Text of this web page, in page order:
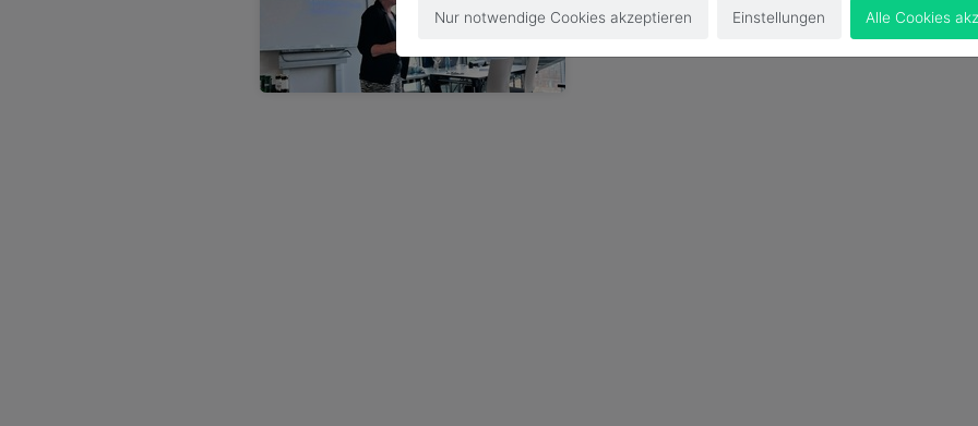
Gelungene Auftaktveranstaltung am 20.8.2024
Nur notwendige Cookies akzeptieren Einstellungen Alle Cookies